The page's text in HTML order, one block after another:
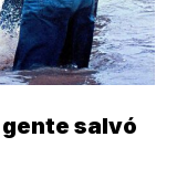
gente salvó